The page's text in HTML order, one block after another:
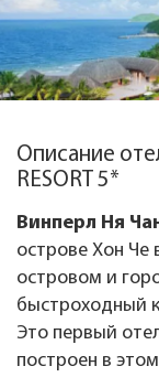
Описание
RESORT 5*
Винперл Ня
острове Хон Че
островом и
быстроходный
Это первый
построен в